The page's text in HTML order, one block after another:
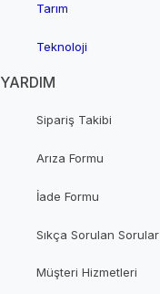
Tarım
Teknoloji
YARDIM
Sipariş Takibi
Arıza Formu
İade Formu
Sıkça Sorulan Sorular
Müşteri Hizmetleri